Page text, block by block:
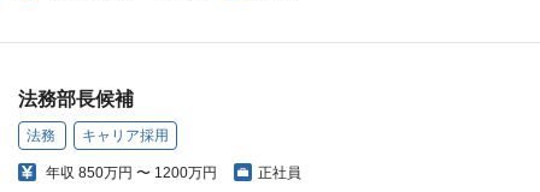
法務部長候補
法務 キャリア採用
年収 850万円 〜 1200万円 正社員